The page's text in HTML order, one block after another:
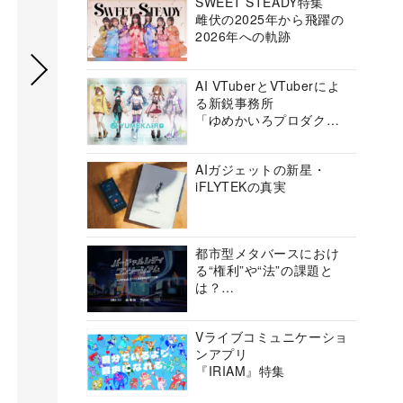
雌伏の2025年から飛躍の
2026年への軌跡
AI VTuberとVTuberによ
る新鋭事務所
「ゆめかいろプロダクシ
AIガジェットの新星・
iFLYTEKの真実
都市型メタバースにおけ
る“権利”や“法”の課題と
は？
ーシアムの挑戦に迫る
Vライブコミュニケーショ
ンアプリ
『IRIAM』特集